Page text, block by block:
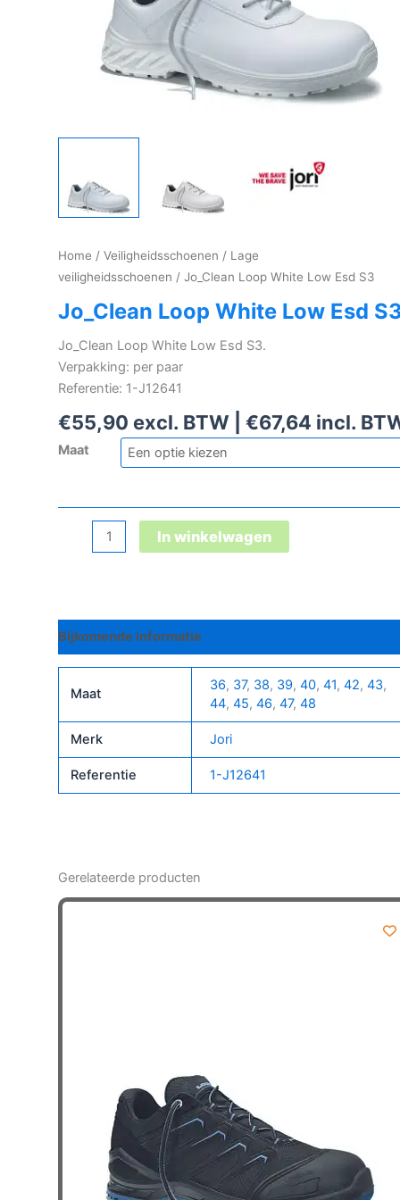
Home / Veiligheidsschoenen / Lage
veiligheidsschoenen / Jo_Clean Loop White Low Esd S3
Jo_Clean Loop White Low Esd
Jo_Clean Loop White Low Esd S3.
Verpakking: per paar
Referentie: 1-J12641
€55,90 excl. BTW | €67,64 incl.
Maat
Jo_Clean
Esd
S3
aantal
In winkelwagen
Bijkomende informatie
Maat
36, 37, 38, 39, 40, 41, 42, 43,
44, 45, 46, 47, 48
Merk Jori
Referentie 1-J12641
Gerelateerde producten